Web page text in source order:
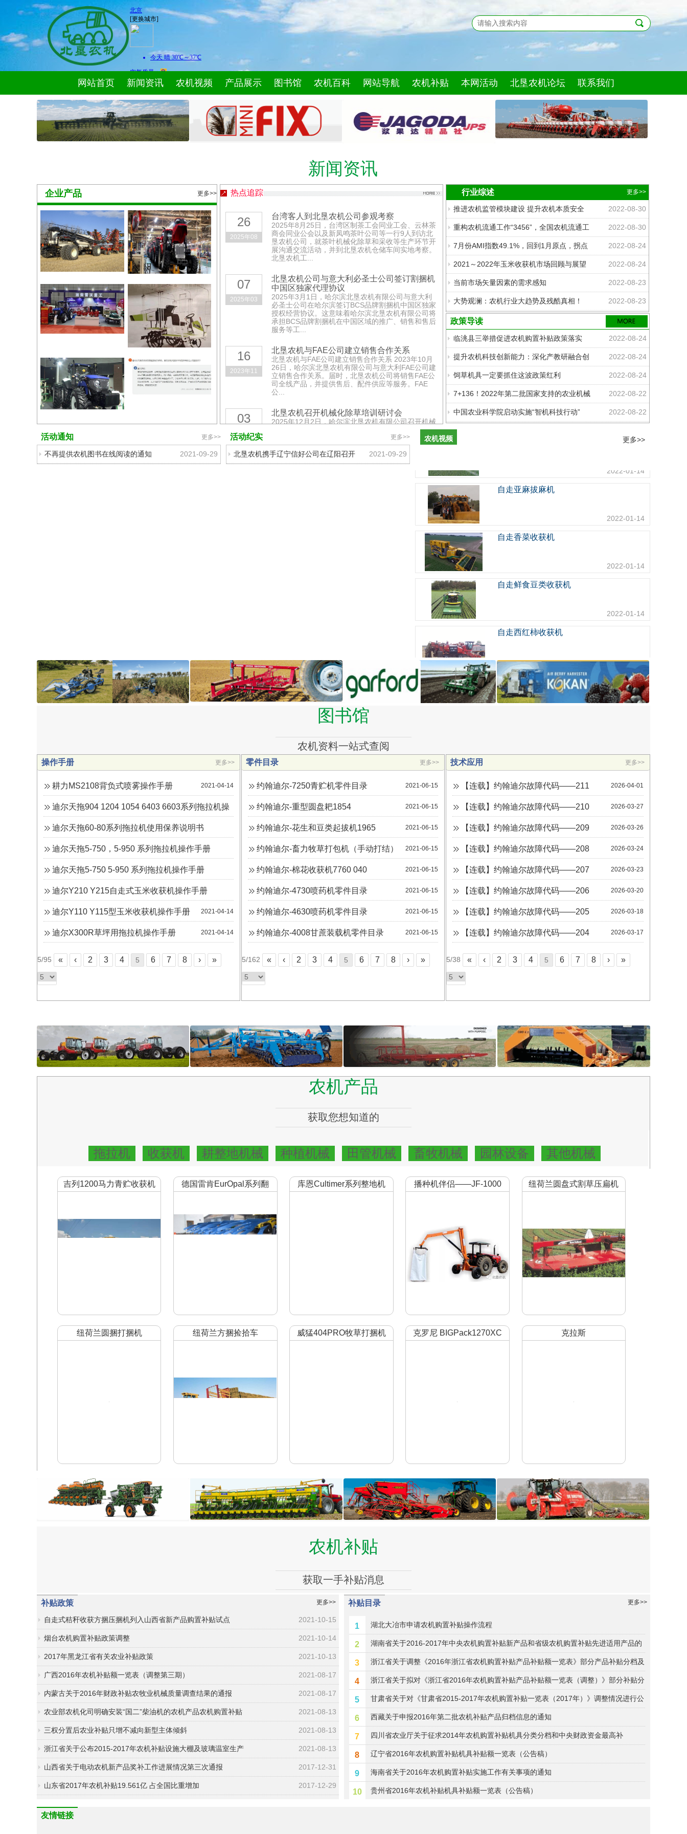
网站首页 新闻资讯 农机视频 产品展示 图书馆 农机百科 网站导航 农机补贴 本网活动 北垦农机论坛 联系我们
浆果达
新闻资讯
企业产品 更多>>
利纳马
Linamar
收购农具
制造企业
布尔戈
Bourgault
Linamar公
司收购位于
加拿大萨斯
喀彻温省圣
布里厄的布
尔戈工业公
司Bo...
2024-01-13
中国
一
拖：
量下
线，
8月
产品
超
150
种
近
日，
台东
方红
国四
线，
标志
其已
产品
批
量...
2022-
08-30
三大
聚
焦！
潍柴
雷沃
助力
农业
现代
化发
日至
20
日，
2022
秆畜牧
暨畜禽
养殖废
2022-
08-24
增产
效果
机再
生稻
种植
实效
“亩均
的再生
稻头茬
还要高
50公
喜，也
出乎意
2022-
08-24
潍柴
雷沃
冯雅
抢海
单
亚太
区是
争之
星光
农机
源动
力农
机，
年内
工程
样机
近
资对
星光
提出
了有
热点追踪
>>
26
2025年08
台湾客人到北垦农机公司参观考察
2025年8月25日，台湾区制茶工会同业工会、云林茶
商会同业公会以及新凤鸣茶叶公司等一行9人到访北
垦农机公司，就茶叶机械化除草和采收等生产环节开
展沟通交流活动，并到北垦农机仓储车间实地考察。
北垦农机工...
07
2025年03
北垦农机公司与意大利必圣士公司签订割捆机
中国区独家代理协议
2025年3月1日，哈尔滨北垦农机有限公司与意大利
必圣士公司在哈尔滨签订BCS品牌割捆机中国区独家
授权经营协议。这意味着哈尔滨北垦农机有限公司将
承担BCS品牌割捆机在中国区域的推广、销售和售后
服务等工...
16
2023年11
北垦农机与FAE公司建立销售合作关系
北垦农机与FAE公司建立销售合作关系 2023年10月
26日，哈尔滨北垦农机有限公司与意大利FAE公司建
立销售合作关系。届时，北垦农机公司将销售FAE公
司全线产品，并提供售后、配件供应等服务。FAE
公...
03
2025年12
北垦农机召开机械化除草培训研讨会
2025年12月2日，哈尔滨北垦农机有限公司召开机械
化除草培训研讨会，国内各地二十余位有机种植和中
草药种植者和管理者齐聚北垦农机。培训内容围绕物
理除草和节药除草技术和设备，北垦农机分享了十余
种各类型机...
凯斯纽荷兰在黑龙江高规格举办“田间日”活动
2025 年 10 月 14 日，全球农机领导者凯斯纽荷兰在
哈尔滨双城举办 “田间日” 活动。通过静态展示与动
态演示结合的方式，呈现 14 款核心农机产品，并发
面对全球碳中和目标的紧迫压力与日益严格的排放法
规，重型动力总成市场正经历一场深刻的绿色革命。
物流巨头如亚马逊、马士基等、零售企业和托运方将
供应链脱碳纳入核心ESG战略，强力驱动零碳卡车需
时间：2026年6月4日-5日 地点：中国 . 兰州“智汇农
08
2025年01
全球移栽机顶级品牌Checchi Magli进入中国
2025年1月8日，哈尔滨北垦农机有限公司向浙江大
学交付1台意大利Checchi Magli公司生产的2行
SMART WOLF移栽机。这台移栽机是浙江大学通过
公开比选方式，确定哈尔滨北垦农机有限公司唯...
国内首台商业化涂药除草机落地内蒙古乌兰浩
特药材种植基地
国内首台商业化涂药除草机落地内蒙古乌兰浩特，用
于药材苍术的涂药除草作业。此款涂药除草机作业幅
宽4.5米，可将草甘膦等高效除草剂涂抹在高于作物
的杂草上...
13
美国阿尔斯波OXBO 收购西部装备公司
Westside Equipment
德拉的西部装备公司 Westside Equipment
Company。此次收购旨在加强和增强 Oxbo 的全球
水果业务部门，深化 Oxbo...
行业综述 更多>>
推进农机监管模块建设 提升农机本质安全
水平
2022-08-30
重构农机流通工作“3456”，全国农机流通工
作会议在洛阳召开
2022-08-30
7月份AMI指数49.1%，回到1月原点，拐点
信号出现
2022-08-24
2021～2022年玉米收获机市场回顾与展望 2022-08-24
当前市场矢量因素的需求感知 2022-08-23
大势观澜：农机行业大趋势及残酷真相！ 2022-08-23
机械化视域下我国中药产业化现状与发展建
议
2022-08-22
2021年全国农业机械化发展统计公报发布
耕种收综合机械化率达72.03%
2022-08-22
山东莱州：补贴机具让农作物秸秆“起死回
生”
2022-08-20
农机国四来袭！细数农机升国四那些事-丰
疆智能
2022-08-20
政策导读
临洮县三举措促进农机购置补贴政策落实 2022-08-24
提升农机科技创新能力：深化产教研融合创
新 + 强化农机人才培养
2022-08-24
饲草机具一定要抓住这波政策红利 2022-08-24
7+136！2022年第二批国家支持的农业机械
推广鉴定承担机构能力确认范围公布
2022-08-22
中国农业科学院启动实施“智机科技行动” 2022-08-22
不再延期！工程机械国四切换将按期实施
活动通知 更多>>
不再提供农机图书在线阅读的通知 2021-09-29
活动纪实 更多>>
北垦农机携手辽宁信好公司在辽阳召开 2021-09-29
农机视频 更多>>
《规划》力推的“智能拖拉机”，你必须知
道的…
百年历史上的明星产品（一）
自走注入式液体厩肥车
2022-01-14
自走玉米果穗收获机
2022-01-14
自走液体厩肥罐车
2022-01-14
自走甜菜收获机
2022-01-14
自走式野生蓝莓收获平台
自走式洋葱联合收获机
2022-01-13
自走式烟叶收获机
2022-01-13
自走式亚麻捡拾打包机
自走式亚麻拔麻撸桃机
2022-01-13
自走式小浆果收获机
2022-01-13
《规划》力推的“智能拖拉机”，你必须知
道的…
百年历史上的明星产品（一）
自走注入式液体厩肥车
2022-01-14
2022-01-14
Garford
图书馆
———————————————————
农机资料一站式查阅
———————————————————
零件目录 更多>>
约翰迪尔-7250青贮机零件目录 2021-06-15
约翰迪尔-重型圆盘耙1854 2021-06-15
约翰迪尔-花生和豆类起拔机1965 2021-06-15
约翰迪尔-畜力牧草打包机（手动打结） 2021-06-15
约翰迪尔-棉花收获机7760 040 2021-06-15
约翰迪尔-4730喷药机零件目录 2021-06-15
约翰迪尔-4630喷药机零件目录 2021-06-15
约翰迪尔-4008甘蔗装载机零件目录 2021-06-15
5/162 « ‹ 2 3 4 5 6 7 8 › »
操作手册 更多>>
耕力MS2108背负式喷雾操作手册 2021-04-14
迪尔天拖904 1204 1054 6403 6603系列拖拉机操
作手册
2021-04-14
迪尔天拖60-80系列拖拉机使用保养说明书
2021-04-14
迪尔天拖5-750，5-950 系列拖拉机操作手册
2021-04-14
迪尔天拖5-750 5-950 系列拖拉机操作手册
2021-04-14
迪尔Y210 Y215自走式玉米收获机操作手册
2021-04-14
迪尔Y110 Y115型玉米收获机操作手册 2021-04-14
迪尔X300R草坪用拖拉机操作手册 2021-04-14
5/95 « ‹ 2 3 4 5 6 7 8 › »
技术应用 更多>>
【连载】约翰迪尔故障代码——211 2026-04-01
【连载】约翰迪尔故障代码——210 2026-03-27
【连载】约翰迪尔故障代码——209 2026-03-26
【连载】约翰迪尔故障代码——208 2026-03-24
【连载】约翰迪尔故障代码——207 2026-03-23
【连载】约翰迪尔故障代码——206 2026-03-20
【连载】约翰迪尔故障代码——205 2026-03-18
【连载】约翰迪尔故障代码——204 2026-03-17
5/38 « ‹ 2 3 4 5 6 7 8 › »
Highline
农机产品
———————————————————
获取您想知道的
———————————————————
拖拉机 收获机 耕整地机械 种植机械 田管机械 畜牧机械 园林设备 其他机械
吉列1200马力青贮收获机
德国雷肯EurOpal系列翻
库恩Cultimer系列整地机
播种机伴侣——JF-1000
纽荷兰圆盘式割草压扁机
纽荷兰圆捆打捆机 纽荷兰方捆捡拾车 威猛404PRO牧草打捆机
克罗尼 BIGPack1270XC
克拉斯
vaderstad
农机补贴
———————————————————
获取一手补贴消息
———————————————————
补贴政策 更多>>
自走式秸秆收获方捆压捆机列入山西省新产品购置补贴试点 2021-10-15
烟台农机购置补贴政策调整 2021-10-14
2017年黑龙江省有关农业补贴政策 2021-10-13
广西2016年农机补贴额一览表（调整第三期） 2021-08-17
内蒙古关于2016年财政补贴农牧业机械质量调查结果的通报 2021-08-17
农业部农机化司明确安装“国二”柴油机的农机产品农机购置补贴
办理时限
2021-08-13
三权分置后农业补贴只增不减向新型主体倾斜 2021-08-13
浙江省关于公布2015-2017年农机补贴设施大棚及玻璃温室生产
企业及其产品的通知
2021-08-13
山西省关于电动农机新产品奖补工作进展情况第三次通报 2017-12-31
山东省2017年农机补贴19.561亿 占全国比重增加 2017-12-29
补贴目录 更多>>
1 湖北大冶市申请农机购置补贴操作流程
2 湖南省关于2016-2017年中央农机购置补贴新产品和省级农机购置补贴先进适用产品的
公告
3 浙江省关于调整《2016年浙江省农机购置补贴产品补贴额一览表》部分产品补贴分档及
补贴额的通告
4 浙江省关于拟对《浙江省2016年农机购置补贴产品补贴额一览表（调整）》部分补贴分
档进行调整的公告
5 甘肃省关于对《甘肃省2015-2017年农机购置补贴一览表（2017年）》调整情况进行公
示的公告
6 西藏关于申报2016年第二批农机补贴产品归档信息的通知
7 四川省农业厅关于征求2014年农机购置补贴机具分类分档和中央财政资金最高补
8 辽宁省2016年农机购置补贴机具补贴额一览表（公告稿）
9 海南省关于2016年农机购置补贴实施工作有关事项的通知
10 贵州省2016年农机补贴机具补贴额一览表（公告稿）
友情链接